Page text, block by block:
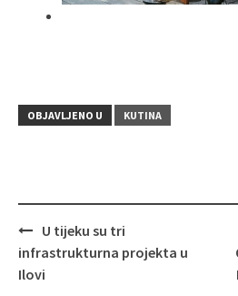
OBJAVLJENO U KUTINA
Navigacija
objava
U tijeku su tri
infrastrukturna projekta u
Ilovi